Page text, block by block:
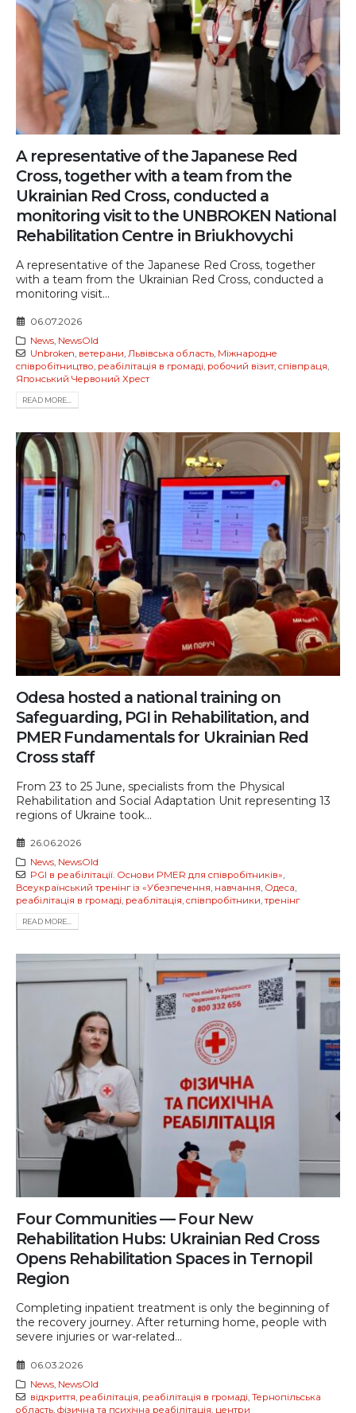
A representative of the Japanese Red
Cross, together with a team from the
Ukrainian Red Cross, conducted a
monitoring visit to the UNBROKEN National
Rehabilitation Centre in Briukhovychi
A representative of the Japanese Red Cross, together
with a team from the Ukrainian Red Cross, conducted a
monitoring visit...
06.07.2026
News, NewsOld
Unbroken, ветерани, Львівська область, Міжнародне
співробітництво, реабілітація в громаді, робочий візит, співпраця,
Японський Червоний Хрест
READ MORE...
Odesa hosted a national training on
Safeguarding, PGI in Rehabilitation, and
PMER Fundamentals for Ukrainian Red
Cross staff
From 23 to 25 June, specialists from the Physical
Rehabilitation and Social Adaptation Unit representing 13
regions of Ukraine took...
26.06.2026
News, NewsOld
PGI в реабілітації. Основи PMER для співробітників»,
Всеукраїнський тренінг із «Убезпечення, навчання, Одеса,
реабілітація в громаді, реаблітація, співпробітники,тренінг
READ MORE...
Four Communities — Four New
Rehabilitation Hubs: Ukrainian Red Cross
Opens Rehabilitation Spaces in Ternopil
Region
Completing inpatient treatment is only the beginning of
the recovery journey. After returning home, people with
severe injuries or war-related...
06.03.2026
News, NewsOld
відкриття реабілітація реабілітація в громаді Тернопільська
область фізична та психічна реабілітація центри